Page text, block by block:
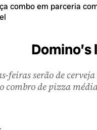
combo em parceria
feiras serão de cerveja
combro de pizza